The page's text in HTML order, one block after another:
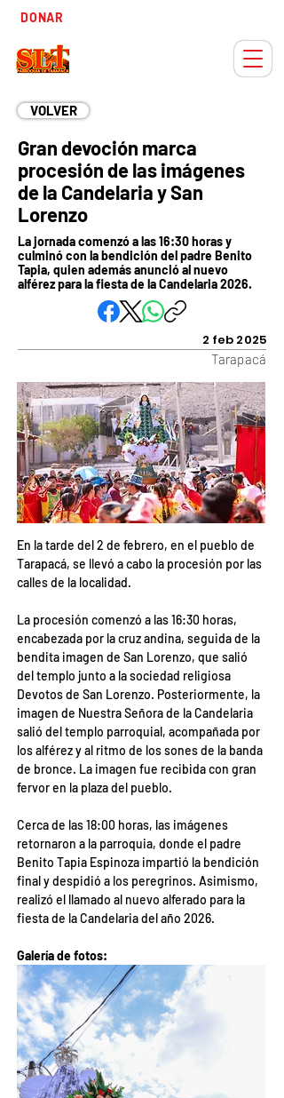
DONAR
VOLVER
Gran devoción marca
procesión de las imágenes
de la Candelaria y San
Lorenzo
La jornada comenzó a las 16:30 horas y
culminó con la bendición del padre Benito
Tapia, quien además anunció al nuevo
alférez para la fiesta de la Candelaria 2026.
2 feb 2025
Tarapacá
En la tarde del 2 de febrero, en el pueblo de
Tarapacá, se llevó a cabo la procesión por las
calles de la localidad.
La procesión comenzó a las 16:30 horas,
encabezada por la cruz andina, seguida de la
bendita imagen de San Lorenzo, que salió
del templo junto a la sociedad religiosa
Devotos de San Lorenzo. Posteriormente, la
imagen de Nuestra Señora de la Candelaria
salió del templo parroquial, acompañada por
los alférez y al ritmo de los sones de la banda
de bronce. La imagen fue recibida con gran
fervor en la plaza del pueblo.
Cerca de las 18:00 horas, las imágenes
retornaron a la parroquia, donde el padre
Benito Tapia Espinoza impartió la bendición
final y despidió a los peregrinos. Asimismo,
realizó el llamado al nuevo alferado para la
fiesta de la Candelaria del año 2026.
Galería de fotos: